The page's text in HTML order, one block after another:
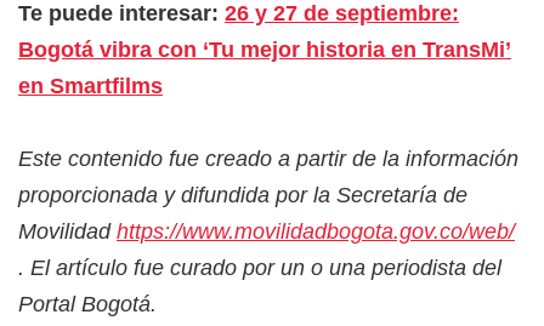
Te puede interesar: 26 y 27 de septiembre:
Bogotá vibra con ‘Tu mejor historia en TransMi’
en Smartfilms
Este contenido fue creado a partir de la información
proporcionada y difundida por la Secretaría de
Movilidad https://www.movilidadbogota.gov.co/web/
. El artículo fue curado por un o una periodista del
Portal Bogotá.